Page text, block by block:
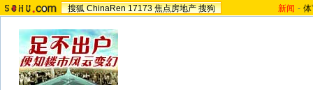
搜狐 ChinaRen 17173 焦点房地产 搜狗 新闻 -